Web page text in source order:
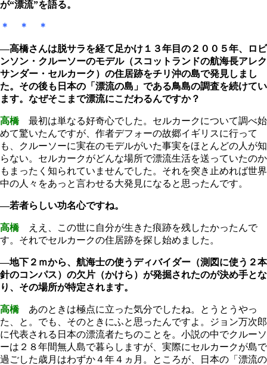
が“漂流”を語る。
＊ ＊ ＊
―高橋さんは脱サラを経て足かけ１３年目の２００５年、ロビ
ンソン・クルーソーのモデル（スコットランドの航海長アレク
サンダー・セルカーク）の住居跡をチリ沖の島で発見しまし
た。その後も日本の「漂流の島」である鳥島の調査を続けてい
ます。なぜそこまで漂流にこだわるんですか？
高橋最初は単なる好奇心でした。セルカークについて調べ始
めて驚いたんですが、作者デフォーの故郷イギリスに行って
も、クルーソーに実在のモデルがいた事実をほとんどの人が知
らない。セルカークがどんな場所で漂流生活を送っていたのか
もまったく知られていませんでした。それを突き止めれば世界
中の人々をあっと言わせる大発見になると思ったんです。
―若者らしい功名心ですね。
高橋ええ、この世に自分が生きた痕跡を残したかったんで
す。それでセルカークの住居跡を探し始めました。
―地下２ｍから、航海士の使うディバイダー（測図に使う２本
針のコンパス）の欠片（かけら）が発掘されたのが決め手とな
り、その場所が特定されます。
高橋あのときは極点に立った気分でしたね。とうとうやっ
た、と。でも、そのときにふと思ったんですよ。ジョン万次郎
に代表される日本の漂流者たちのことを。小説の中でクルーソ
ーは２８年間無人島で暮らしますが、実際にセルカークが島で
過ごした歳月はわずか４年４ヵ月。ところが、日本の「漂流の